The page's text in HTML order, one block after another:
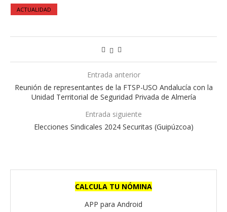
ACTUALIDAD
Entrada anterior
Reunión de representantes de la FTSP-USO Andalucía con la
Unidad Territorial de Seguridad Privada de Almería
Entrada siguiente
Elecciones Sindicales 2024 Securitas (Guipúzcoa)
CALCULA TU NÓMINA
APP para Android